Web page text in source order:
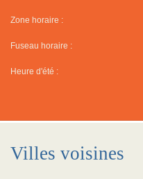
Zone horaire :
Fuseau horaire :
Heure d'été :
Villes voisines